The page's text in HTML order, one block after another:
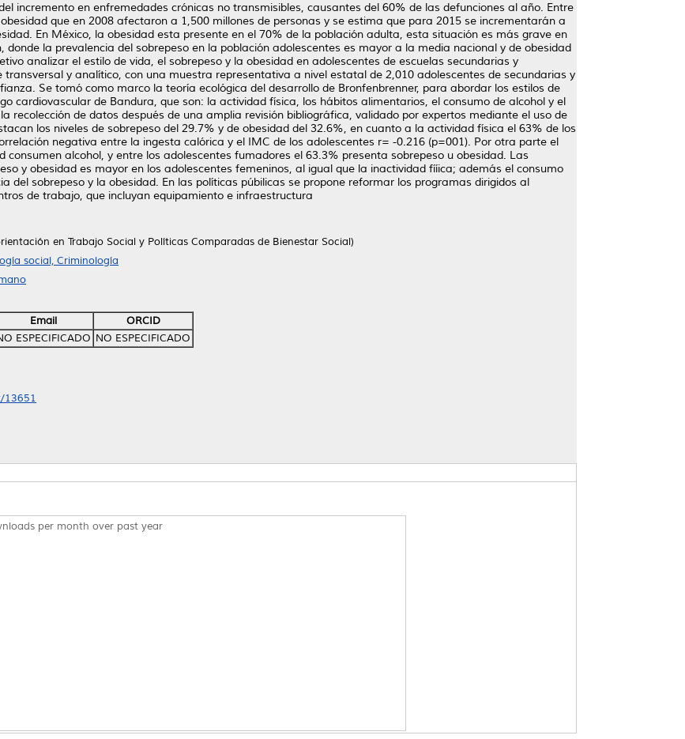
incremento en enfremedades crónicas no transmisibles, causantes del 60% de las defunciones al año. Entre
que en 2008 afectaron a 1,500 millones de personas y se estima que para 2015 se incrementarán a
En México, la obesidad esta presente en el 70% de la población adulta, esta situación es más grave en
donde la prevalencia del sobrepeso en la población adolescentes es mayor a la media nacional y de obesidad
analizar el estilo de vida, el sobrepeso y la obesidad en adolescentes de escuelas secundarias y
y analítico, con una muestra representativa a nivel estatal de 2,010 adolescentes de secundarias y
Se tomó como marco la teoría ecológica del desarrollo de Bronfenbrenner, para abordar los estilos de
cardiovascular de Bandura, que son: la actividad física, los hábitos alimentarios, el consumo de alcohol y el
recolección de datos después de una amplia revisión bibliográfica, validado por expertos mediante el uso de
los niveles de sobrepeso del 29.7% y de obesidad del 32.6%, en cuanto a la actividad física el 63% de los
negativa entre la ingesta calórica y el IMC de los adolescentes r= -0.216 (p=001). Por otra parte el
consumen alcohol, y entre los adolescentes fumadores el 63.3% presenta sobrepeso u obesidad. Las
y obesidad es mayor en los adolescentes femeninos, al igual que la inactividad fííica; además el consumo
del sobrepeso y la obesidad. En las políticas púbilicas se propone reformar los programas dirigidos al
de trabajo, que incluyan equipamiento e infraestructura
en Trabajo Social y Políticas Comparadas de Bienestar Social)
social, Criminología
Email
ORCID
ESPECIFICADO NO ESPECIFICADO
13651
per month over past year